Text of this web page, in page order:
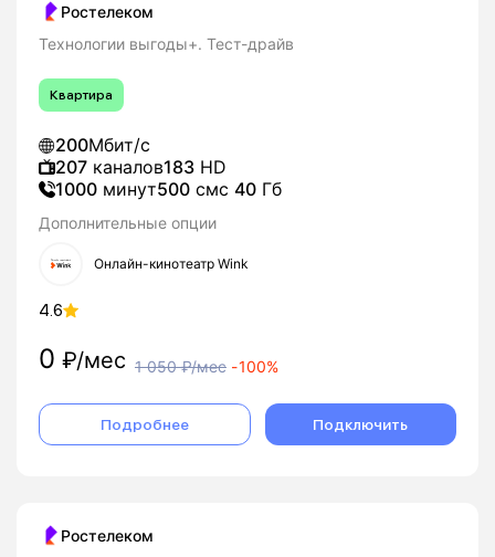
Ростелеком
Технологии выгоды+. Тест-драйв
Квартира
200Мбит/с
207 каналов183 HD
1000 минут500 смс 40 Гб
Дополнительные опции
Онлайн-кинотеатр Wink
4.6
0 ₽/мес 1 050₽/мес -100%
Подробнее Подключить
Ростелеком